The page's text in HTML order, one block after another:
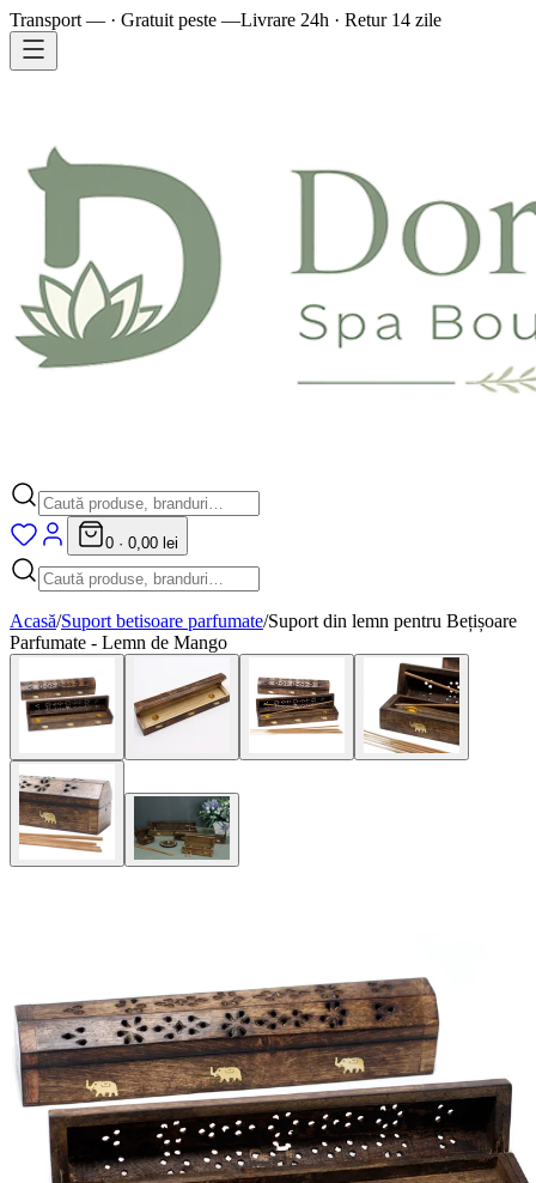
Transport — · Gratuit peste —Livrare 24h · Retur 14 zile
0 · 0,00 lei
Acasă/Suport betisoare parfumate/Suport din lemn pentru Bețișoare
Parfumate - Lemn de Mango